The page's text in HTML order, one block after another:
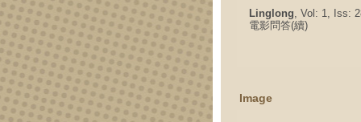
Linglong, Vol: 1, Iss:
電影問答(續)
Image